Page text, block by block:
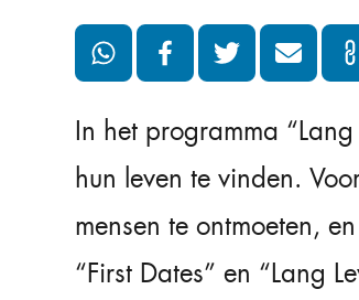
In het programma
hun leven te vinden.
mensen te ontmoeten,
“First Dates” en “Lang